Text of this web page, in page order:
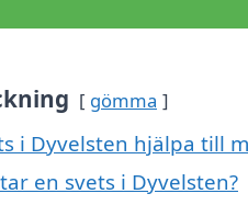
gömma
i Dyvelsten hjälpa till
en svets i Dyvelsten?